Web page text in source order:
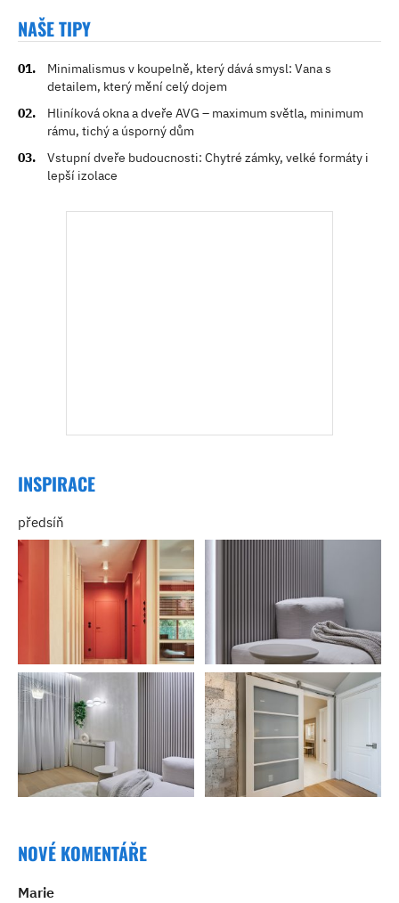
NAŠE TIPY
Minimalismus v koupelně, který dává smysl: Vana s
detailem, který mění celý dojem
Hliníková okna a dveře AVG – maximum světla, minimum
rámu, tichý a úsporný dům
Vstupní dveře budoucnosti: Chytré zámky, velké formáty i
lepší izolace
INSPIRACE
předsíň
NOVÉ KOMENTÁŘE
Marie